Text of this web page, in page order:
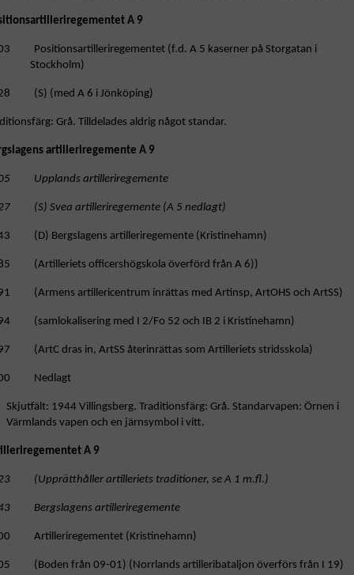
A 9
Positionsartilleriregementet (f.d. A 5 kaserner på Storgatan i
Stockholm)
(S) (med A 6 i Jönköping)
Grå. Tilldelades aldrig något standar.
artilleriregemente A 9
Upplands artilleriregemente
(S) Svea artilleriregemente (A 5 nedlagt)
(D) Bergslagens artilleriregemente (Kristinehamn)
(Artilleriets officershögskola överförd från A 6))
(Armens artillericentrum inrättas med Artinsp, ArtOHS och ArtSS)
(samlokalisering med I 2/Fo 52 och IB 2 i Kristinehamn)
(ArtC dras in, ArtSS återinrättas som Artilleriets stridsskola)
Nedlagt
Skjutfält: 1944 Villingsberg. Traditionsfärg: Grå. Standarvapen: Örnen i
Värmlands vapen och en järnsymbol i vitt.
A 9
(Upprätthåller artilleriets traditioner, se A 1 m.fl.)
Bergslagens artilleriregemente
Artilleriregementet (Kristinehamn)
(Boden från 09-01) (Norrlands artilleribataljon överförs från I 19)